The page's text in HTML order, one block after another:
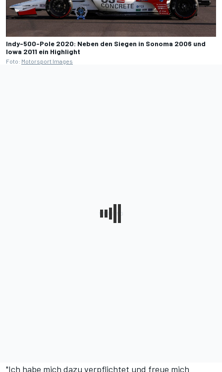
Indy-500-Pole 2020: Neben den Siegen in Sonoma 2006 und
Iowa 2011 ein Highlight
Foto: Motorsport Images
"Ich habe mich dazu verpflichtet und freue mich